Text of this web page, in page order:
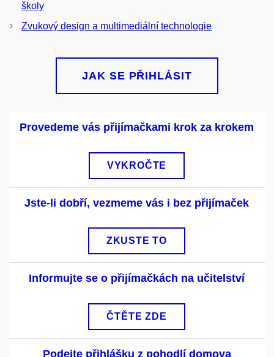
školy
Zvukový design a multimediální technologie
JAK SE PŘIHLÁSIT
Provedeme vás přijímačkami krok za krokem
VYKROČTE
Jste-li dobří, vezmeme vás i bez přijímaček
ZKUSTE TO
Informujte se o přijímačkách na učitelství
ČTĚTE ZDE
Podejte přihlášku z pohodlí domova